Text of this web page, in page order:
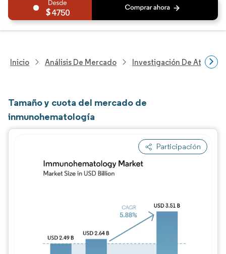
4750
Inicio Análisis De Mercado Investigación De
Tamaño y cuota del mercado de
inmunohematología
Participación